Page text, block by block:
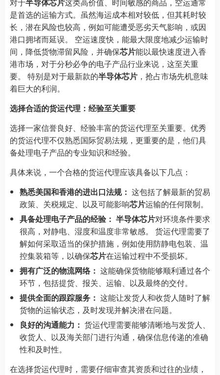
是首选的运输方式。虽然海运成本相对较低，但其耗时较
长，潜在风险也较高，例如可能遭受恶劣天气影响，或因
港口拥堵而延误。 空运速度快，能最大限度地减少运输时
间，降低货物滞留风险，并确保芯片能以最快速度进入香
港市场，对于分秒必争的电子产品行业来说，这至关重
要。 特别是对于最新款的半导体芯片 ，抢占市场先机意味
着巨大的利润。
选择合适的货运代理：经验至关重要
选择一家信誉良好、经验丰富的货运代理至关重要。优秀
的货运代理不仅熟悉国际贸易法规，更重要的是，他们具
备处理电子产品的专业知识和经验。
具体来说，一个合格的货运代理应该具备以下几点：
熟悉美国和香港的进出口法规： 这包括了解最新的贸易
政策、关税规定、以及可能影响芯片运输的任何限制。
具备处理电子产品的经验： 半导体芯片对环境条件要求
很高，对静电、湿度和温度非常敏感。 货运代理需要了
解如何采取适当的保护措施，例如使用防静电包装、温
控集装箱等，以确保芯片在运输过程中不受损坏。
拥有广泛的物流网络： 这能确保货物能够顺利通过各个
环节，包括提货、报关、运输、以及最终的交付。
提供全面的跟踪服务： 这能让发货人和收货人随时了解
货物的运输状态，及时发现并解决潜在问题。
良好的沟通能力： 货运代理需要能够清晰地与发货人、
收货人、以及海关部门进行沟通，确保信息传递的准确
性和及时性。
在选择货运代理时，需要仔细审查其资质和过往的业绩，